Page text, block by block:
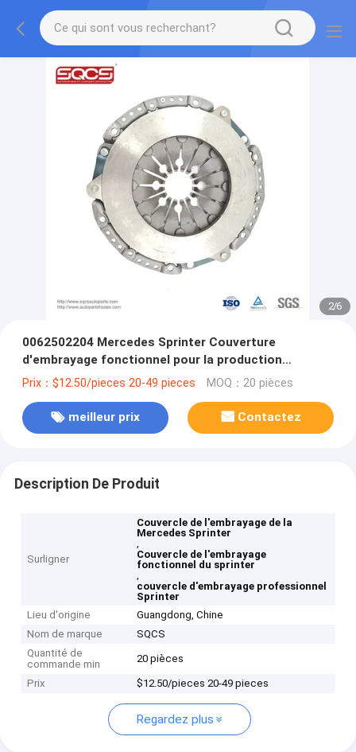
2/6
0062502204 Mercedes Sprinter Couverture
d'embrayage fonctionnel pour la production
professionnelle
Prix：$12.50/pieces 20-49 pieces MOQ：20 pièces
meilleur prix Contactez
Description De Produit
Surligner
Couvercle de l'embrayage de la
Mercedes Sprinter
,
Couvercle de l'embrayage
fonctionnel du sprinter
,
couvercle d'embrayage professionnel
Sprinter
Lieu d'origine
Guangdong, Chine
Nom de marque
SQCS
Quantité de
commande min
20 pièces
Prix $12.50/pieces 20-49 pieces
Regardez plus